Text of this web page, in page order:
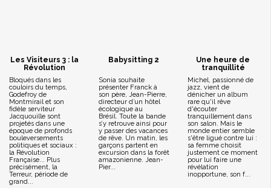
Les Visiteurs 3 : la
Révolution
Bloqués dans les
couloirs du temps,
Godefroy de
Montmirail et son
fidèle serviteur
Jacquouille sont
projetés dans une
époque de profonds
bouleversements
politiques et sociaux :
la Révolution
Française... Plus
précisément, la
Terreur, période de
grand...
Babysitting 2
Sonia souhaite
présenter Franck à
son père, Jean-Pierre,
directeur d’un hôtel
écologique au
Brésil. Toute la bande
s’y retrouve ainsi pour
y passer des vacances
de rêve. Un matin, les
garçons partent en
excursion dans la forêt
amazonienne. Jean-
Pier...
Une heure de
tranquillité
Michel, passionné de
jazz, vient de
dénicher un album
rare qu'il rêve
d'écouter
tranquillement dans
son salon. Mais le
monde entier semble
s'être ligué contre lui :
sa femme choisit
justement ce moment
pour lui faire une
révélation
inopportune, son f...